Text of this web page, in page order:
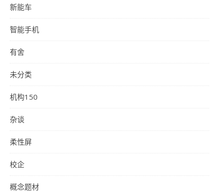
新能车
智能手机
有舍
未分类
机构150
杂谈
柔性屏
校企
概念题材